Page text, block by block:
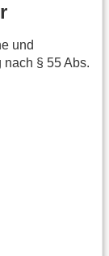
und
§ 55 Abs.